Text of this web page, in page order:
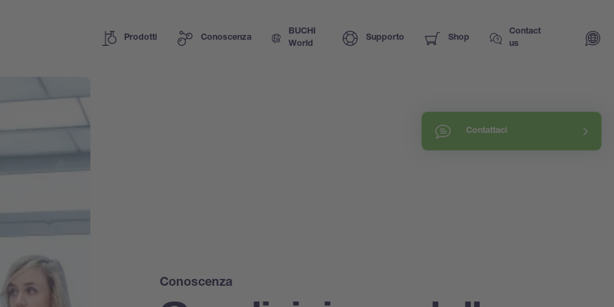
Prodotti Conoscenza
BUCHI
World
Supporto Shop
Contact
us
Contattaci
Conoscenza